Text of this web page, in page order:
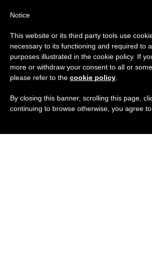
Notice
This website or its third party tools use
necessary to its functioning and required to
purposes illustrated in the cookie policy. If
more or withdraw your consent to all or
please refer to the cookie policy
By closing this banner, scrolling this page,
continuing to browse otherwise, you agree